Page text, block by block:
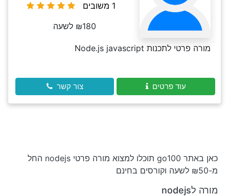
1 משובים
₪180 לשעה
מורה פרטי לתכנות Node.js javascript
עוד פרטים צור קשר
כאן באתר go100 תוכלו למצוא מורה פרטי nodejs החל
מ-₪50 לשעה וקורסים בחינם
מורה לnodejs